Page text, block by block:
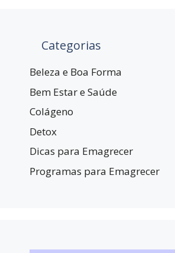
Categorias
Beleza e Boa Forma
Bem Estar e Saúde
Colágeno
Detox
Dicas para Emagrecer
Programas para Emagrecer